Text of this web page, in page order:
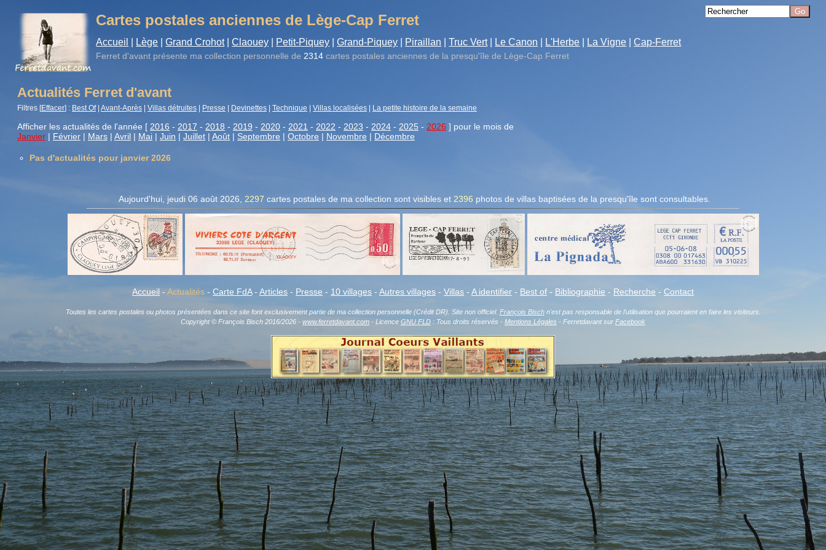
Cartes postales anciennes de Lège-Cap Ferret
Accueil Lège Grand Crohot Claouey Petit-Piquey Grand-Piquey Piraillan Truc Vert Le Canon L'Herbe La Vigne Cap-Ferret
Ferret d'avant présente ma collection personnelle de 2314 cartes postales anciennes de la presqu'île de Lège-Cap Ferret
Actualités Ferret d'avant
Filtres [Effacer] : Best Of| Avant-Après Villas détruites Presse Devinettes Technique Villas localisées La petite histoire de la semaine
Afficher les actualités de l'année [ 2016 - 2017 - 2018 - 2019 - 2020 - 2021 - 2022 - 2023 - 2024 - 2025 - 2026 ] pour le mois de
Janvier | Février | Mars | Avril | Mai | Juin | Juillet | Août | Septembre | Octobre | Novembre | Décembre
Pas d'actualités pour janvier 2026
Aujourd'hui, jeudi 06 août 2026, 2297 cartes postales de ma collection sont visibles et 2396 photos de villasbaptisées de la presqu'île sont consultables.
Accueil - Actualités - Carte FdA- Articles - Presse - 10 villages - Autres villages - Villas - A identifier - Best of - Bibliographie - Recherche - Contact
Toutes les cartes postales ou photos présentées dans ce site font exclusivement partie de ma collection personnelle (Crédit DR). Site non officiel. François Bischn'est pas responsable de l'utilisation que pourraient en faire les visiteurs.
Copyright © François Bisch 2016/2026 - www.ferretdavant.com - Licence GNU FLD : Tous droits réservés - Mentions Légales - Ferretdavant sur Facebook